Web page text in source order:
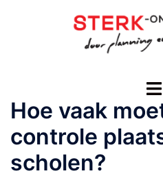
Hoe vaak
controle
scholen?